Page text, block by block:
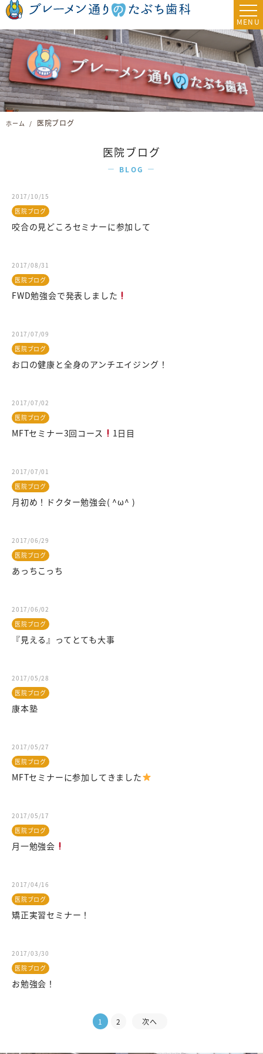
ホーム 医院ブログ
医院ブログ
BLOG
2017/10/15
医院ブログ
咬合の見どころセミナーに参加して
2017/08/31
医院ブログ
FWD勉強会で発表しました
2017/07/09
医院ブログ
お口の健康と全身のアンチエイジング！
2017/07/02
医院ブログ
MFTセミナー3回コース 1日目
2017/07/01
医院ブログ
月初め！ドクター勉強会( ^ω^ )
2017/06/29
医院ブログ
あっちこっち
2017/06/02
医院ブログ
『見える』ってとても大事
2017/05/28
医院ブログ
康本塾
2017/05/27
医院ブログ
MFTセミナーに参加してきました
2017/05/17
医院ブログ
月一勉強会
2017/04/16
医院ブログ
矯正実習セミナー！
2017/03/30
医院ブログ
お勉強会！
投
1 2 次へ